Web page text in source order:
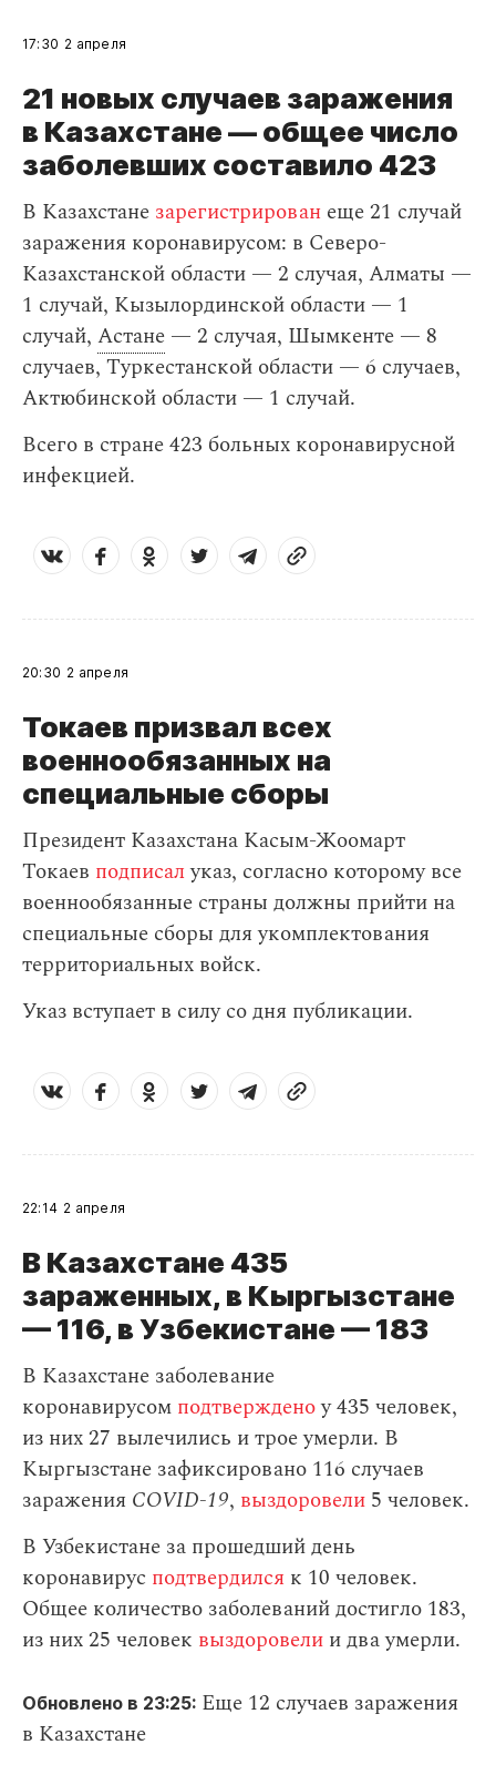
17:30 2 апреля
21 новых случаев заражения
в Казахстане — общее число
заболевших составило 423
В Казахстане зарегистрирован еще 21 случай
заражения коронавирусом: в Северо-
Казахстанской области — 2 случая, Алматы —
1 случай, Кызылординской области — 1
случай, Астане — 2 случая, Шымкенте — 8
случаев, Туркестанской области — 6 случаев,
Актюбинской области — 1 случай.
Всего в стране 423 больных коронавирусной
инфекцией.
20:30 2 апреля
Токаев призвал всех
военнообязанных на
специальные сборы
Президент Казахстана Касым-Жоомарт
Токаев подписалуказ, согласно которому все
военнообязанные страны должны прийти на
специальные сборы для укомплектования
территориальных войск.
Указ вступает в силу со дня публикации.
22:14 2 апреля
В Казахстане 435
зараженных, в Кыргызстане
— 116, в Узбекистане — 183
В Казахстане заболевание
коронавирусом подтвержденоу 435 человек,
из них 27 вылечились и трое умерли. В
Кыргызстане зафиксировано 116 случаев
заражения СOVID-19, выздоровели 5 человек.
В Узбекистане за прошедший день
коронавирус подтвердился к 10 человек.
Общее количество заболеваний достигло 183,
из них 25 человек выздоровели и два умерли.
Обновлено в 23:25: Еще 12 случаев заражения
в Казахстане